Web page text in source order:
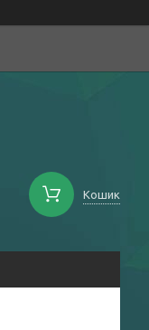
Кошик